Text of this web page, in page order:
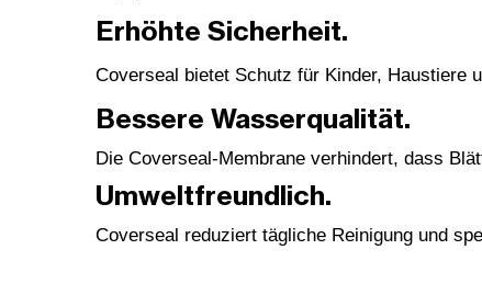
Erhöhte Sicherheit.
Coverseal bietet Schutz für Kinder, Haustiere
Bessere Wasserqualität.
Die Coverseal-Membrane verhindert, dass
Umweltfreundlich.
Coverseal reduziert tägliche Reinigung und